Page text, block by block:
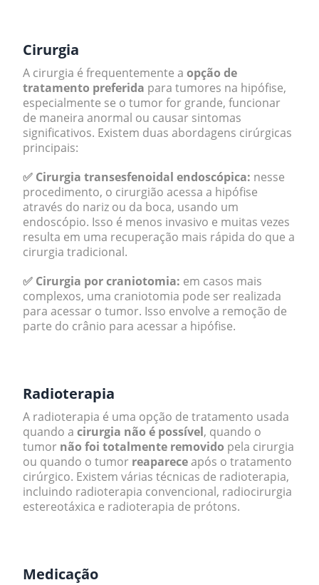
Cirurgia
A cirurgia é frequentemente a opção de
tratamento preferida para tumores na hipófise,
especialmente se o tumor for grande, funcionar
de maneira anormal ou causar sintomas
significativos. Existem duas abordagens cirúrgicas
principais:
✅ Cirurgia transesfenoidal endoscópica: nesse
procedimento, o cirurgião acessa a hipófise
através do nariz ou da boca, usando um
endoscópio. Isso é menos invasivo e muitas vezes
resulta em uma recuperação mais rápida do que a
cirurgia tradicional.
✅ Cirurgia por craniotomia: em casos mais
complexos, uma craniotomia pode ser realizada
para acessar o tumor. Isso envolve a remoção de
parte do crânio para acessar a hipófise.
Radioterapia
A radioterapia é uma opção de tratamento usada
quando a cirurgia não é possível, quando o
tumor não foi totalmente removido pela cirurgia
ou quando o tumor reapareceapós o tratamento
cirúrgico. Existem várias técnicas de radioterapia,
incluindo radioterapia convencional, radiocirurgia
estereotáxica e radioterapia de prótons.
Medicação